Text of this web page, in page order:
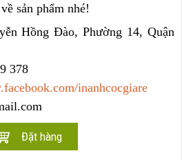
sản phẩm nhé!
Hồng Đào, Phường 14, Quận
378
inanhcocgiare